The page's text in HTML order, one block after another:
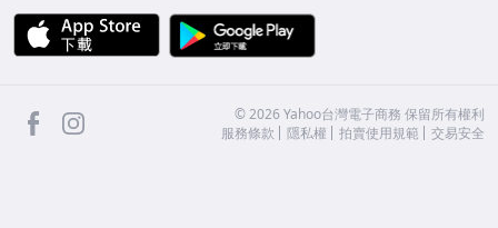
APP Store
facebook ©2026 Yahoo台灣電子商務 保留所有權利
服務條款
隱私權 拍賣使用規範 交易安全